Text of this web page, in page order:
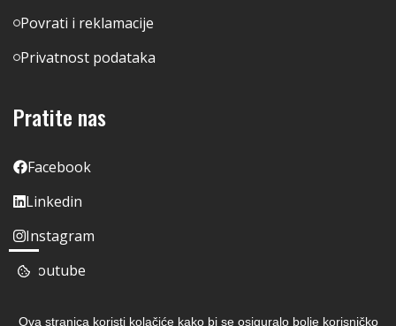
Povrati i reklamacije
Privatnost podataka
Pratite nas
Facebook
Linkedin
Instagram
Youtube
Ova stranica koristi kolačiće kako bi se osiguralo bolje korisničko